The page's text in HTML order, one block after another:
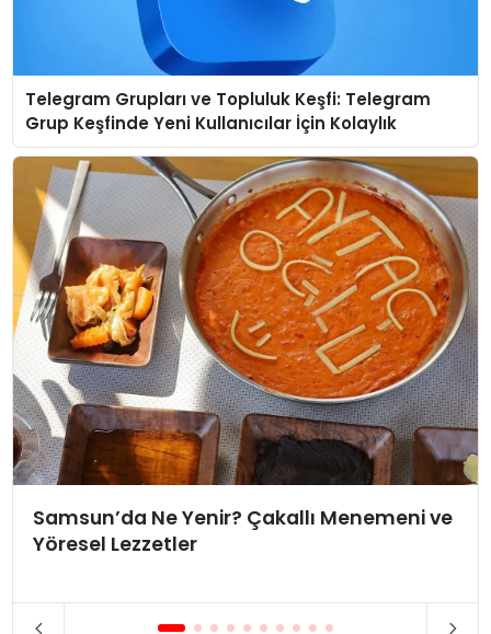
Telegram Grupları ve Topluluk Keşfi: Telegram
Grup Keşfinde Yeni Kullanıcılar İçin Kolaylık
Samsun’da Ne Yenir? Çakallı Menemeni ve
Yöresel Lezzetler